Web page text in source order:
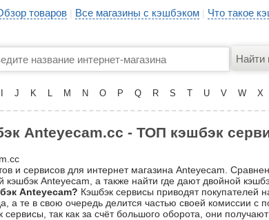
товаров | Все магазины с кэшбэком | Что такое
J K L M N O P Q R S T U V W X
Anteyecam.cc - ТОП кэшбэк
и сервисов для интернет магазина Anteyecam.
Anteyecam, а также найти где дают двойной
Anteyecam? Кэшбэк сервисы приводят покупателей
а те в свою очередь делится частью своей комиссии
так как за счёт большого оборота, они